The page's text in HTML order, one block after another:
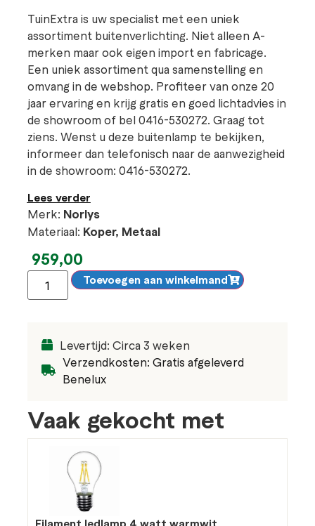
TuinExtra is uw specialist met een uniek
assortiment buitenverlichting. Niet alleen A-
merken maar ook eigen import en fabricage.
Een uniek assortiment qua samenstelling en
omvang in de webshop. Profiteer van onze 20
jaar ervaring en krijg gratis en goed lichtadvies in
de showroom of bel 0416-530272. Graag tot
ziens. Wenst u deze buitenlamp te bekijken,
informeer dan telefonisch naar de aanwezigheid
in de showroom: 0416-530272.
Lees verder
Merk: Norlys
Materiaal: Koper, Metaal
959,00
Toevoegen aan winkelmand
Levertijd: Circa 3 weken
Verzendkosten: Gratis afgeleverd
Benelux
Vaak gekocht met